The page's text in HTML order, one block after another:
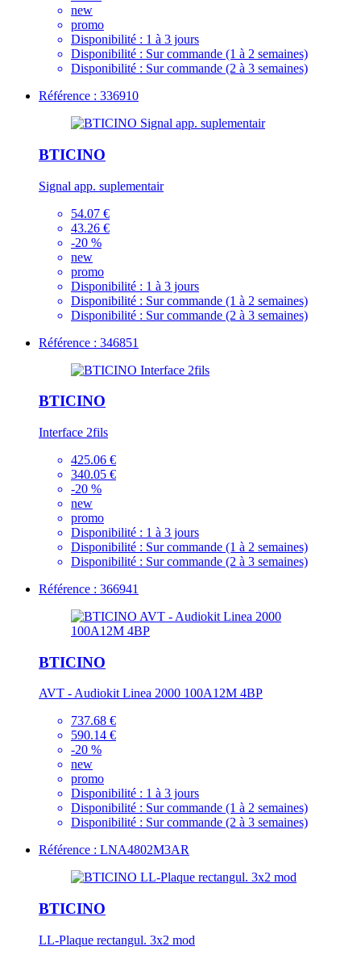
new
promo
Disponibilité : 1 à 3 jours
Disponibilité : Sur commande (1 à 2 semaines)
Disponibilité : Sur commande (2 à 3 semaines)
Référence : 336910
BTICINO
Signal app. suplementair
54.07 €
43.26 €
-20 %
new
promo
Disponibilité : 1 à 3 jours
Disponibilité : Sur commande (1 à 2 semaines)
Disponibilité : Sur commande (2 à 3 semaines)
Référence : 346851
BTICINO
Interface 2fils
425.06 €
340.05 €
-20 %
new
promo
Disponibilité : 1 à 3 jours
Disponibilité : Sur commande (1 à 2 semaines)
Disponibilité : Sur commande (2 à 3 semaines)
Référence : 366941
BTICINO
AVT - Audiokit Linea 2000 100A12M 4BP
737.68 €
590.14 €
-20 %
new
promo
Disponibilité : 1 à 3 jours
Disponibilité : Sur commande (1 à 2 semaines)
Disponibilité : Sur commande (2 à 3 semaines)
Référence : LNA4802M3AR
BTICINO
LL-Plaque rectangul. 3x2 mod